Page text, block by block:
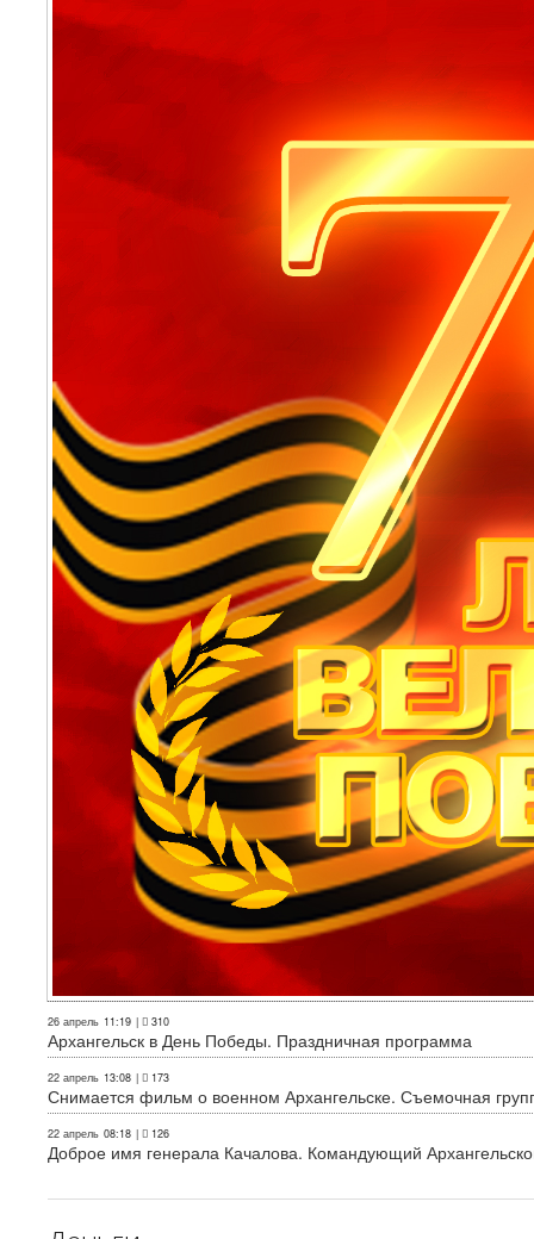
26 апрель 11:19 | 310
Архангельск в День Победы. Праздничная программа
22 апрель 13:08 | 173
Снимается фильм о военном Архангельске. Съемочная
22 апрель 08:18 | 126
Доброе имя генерала Качалова. Командующий